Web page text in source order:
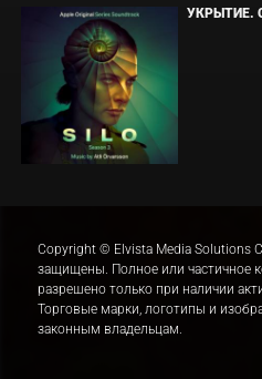
УКРЫТИЕ.
Copyright © Elvista Media Solutions
защищены. Полное или частичное
разрешено только при наличии
Торговые марки, логотипы и
законным владельцам.